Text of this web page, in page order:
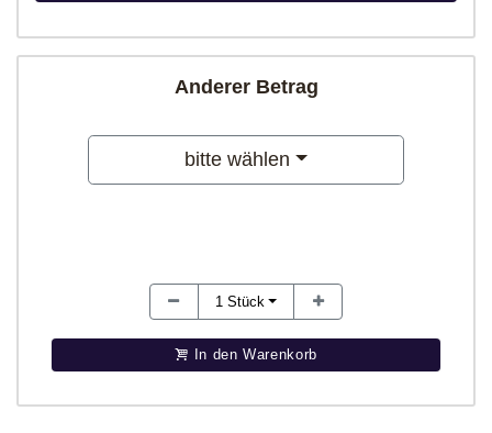
Anderer Betrag
bitte wählen
1 Stück
In den Warenkorb